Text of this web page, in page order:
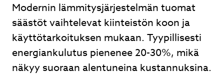
Modernin lämmitysjärjestelmän tuomat
säästöt vaihtelevat kiinteistön koon ja
käyttötarkoituksen mukaan. Tyypillisesti
energiankulutus pienenee 20-30%, mikä
näkyy suoraan alentuneina kustannuksina.